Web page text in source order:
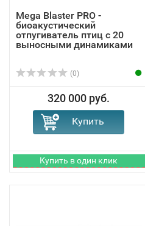
Mega Blaster PRO -
биоакустический
отпугиватель птиц с 20
выносными динамиками
(0)
320 000 руб.